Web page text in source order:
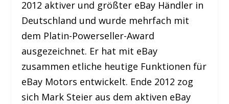
2012 aktiver und größter eBay Händler in
Deutschland und wurde mehrfach mit
dem Platin-Powerseller-Award
ausgezeichnet. Er hat mit eBay
zusammen etliche heutige Funktionen für
eBay Motors entwickelt. Ende 2012 zog
sich Mark Steier aus dem aktiven eBay